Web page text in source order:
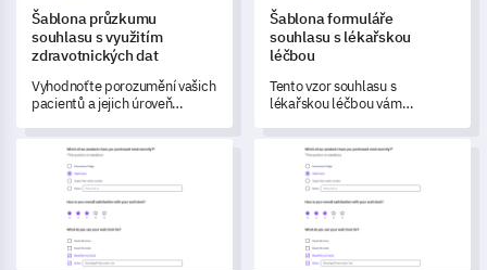
Šablona průzkumu
souhlasu s využitím
zdravotnických dat
Vyhodnoťte porozumění vašich
pacientů a jejich úroveň
zdravotnických údajů
prostřednictvím tohoto
přehledného dotazníku.
Šablona formuláře
souhlasu s lékařskou
léčbou
Tento vzor souhlasu s
lékařskou léčbou vám
připravenosti vašich pacientů
a jejich možným obavám
ohledně lékařských zákroků.
Šablona pro průzkum souhlasu pacientaŠablona dotazníku o